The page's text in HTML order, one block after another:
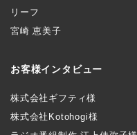
リーフ
宮崎 恵美子
お客様インタビュー
株式会社ギフティ様
株式会社Kotohogi様